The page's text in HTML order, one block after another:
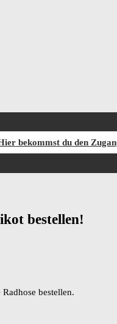
bekommst du den
bestellen!
bestellen.